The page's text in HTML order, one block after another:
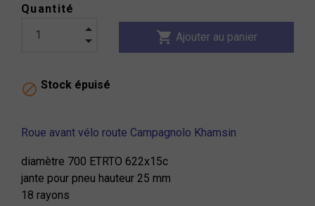
Quantité
shopping_cart Ajouter au panier
 Stock épuisé
Roue avant vélo route Campagnolo Khamsin
diamètre 700 ETRTO 622x15c
jante pour pneu hauteur 25 mm
18 rayons